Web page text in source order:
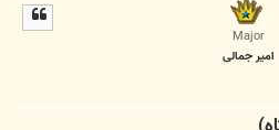
Major
امیر جمالی